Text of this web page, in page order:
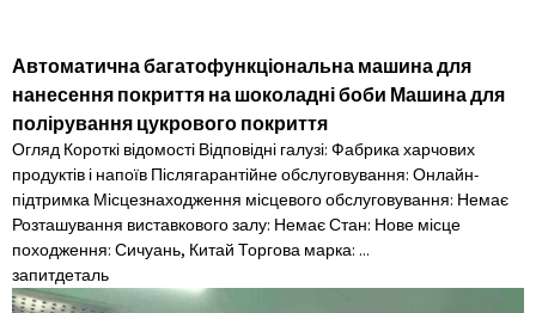
Автоматична багатофункціональна машина для
нанесення покриття на шоколадні боби Машина для
полірування цукрового покриття
Огляд Короткі відомості Відповідні галузі: Фабрика харчових
продуктів і напоїв Післягарантійне обслуговування: Онлайн-
підтримка Місцезнаходження місцевого обслуговування: Немає
Розташування виставкового залу: Немає Стан: Нове місце
походження: Сичуань, Китай Торгова марка: ...
запитдеталь